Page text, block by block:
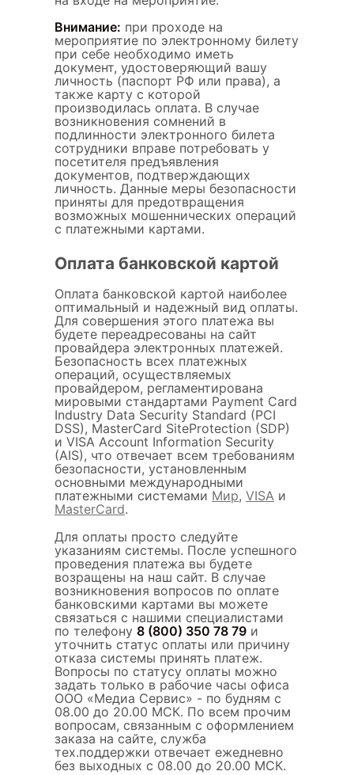
Внимание: при проходе на
мероприятие по электронному билету
при себе необходимо иметь
документ, удостоверяющий вашу
личность (паспорт РФ или права), а
также карту с которой
производилась оплата. В случае
возникновения сомнений в
подлинности электронного билета
сотрудники вправе потребовать у
посетителя предъявления
документов, подтверждающих
личность. Данные меры безопасности
приняты для предотвращения
возможных мошеннических операций
с платежными картами.
Оплата банковской картой
Оплата банковской картой наиболее
оптимальный и надежный вид оплаты.
Для совершения этого платежа вы
будете переадресованы на сайт
провайдера электронных платежей.
Безопасность всех платежных
операций, осуществляемых
провайдером, регламентирована
мировыми стандартами Payment Card
Industry Data Security Standard (PCI
DSS), MasterCard SiteProtection (SDP)
и VISA Account Information Security
(AIS), что отвечает всем требованиям
безопасности, установленным
основными международными
платежными системами Мир, VISA и
MasterCard.
Для оплаты просто следуйте
указаниям системы. После успешного
проведения платежа вы будете
возращены на наш сайт. В случае
возникновения вопросов по оплате
банковскими картами вы можете
связаться с нашими специалистами
по телефону 8 (800) 350 78 79 и
уточнить статус оплаты или причину
отказа системы принять платеж.
Вопросы по статусу оплаты можно
задать только в рабочие часы офиса
ООО «Медиа Сервис» - по будням с
08.00 до 20.00 МСК. По всем прочим
вопросам, связанным с оформлением
заказа на сайте, служба
тех.поддержки отвечает ежедневно
без выходных с 08.00 до 20.00 МСК.